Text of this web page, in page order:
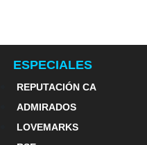
ESPECIALES
REPUTACIÓN CA
ADMIRADOS
LOVEMARKS